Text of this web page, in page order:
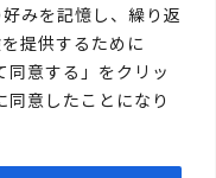
みを記憶し、繰り返
提供するために
意する」をクリッ
意したことになり
ムは